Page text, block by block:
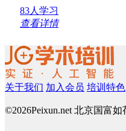
83人学习
查看详情
关于我们 加入会员 培训特色
©2026Peixun.net 北京国富